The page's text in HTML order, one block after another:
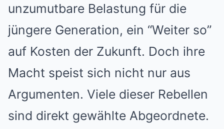
unzumutbare Belastung für die
jüngere Generation, ein “Weiter so”
auf Kosten der Zukunft. Doch ihre
Macht speist sich nicht nur aus
Argumenten. Viele dieser Rebellen
sind direkt gewählte Abgeordnete.